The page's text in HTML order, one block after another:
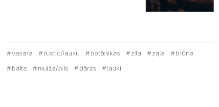
vasara rustic/lauku botānikas zila zaļa
brūna
balta
muiža/pils dārzs lauki